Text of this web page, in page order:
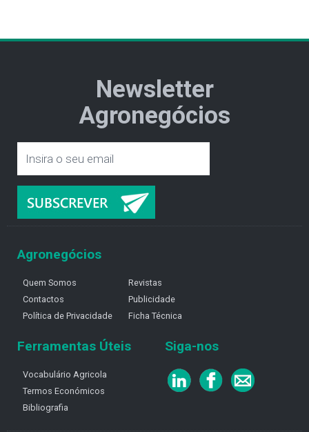
Newsletter
Agronegócios
Agronegócios
Quem Somos
Contactos
Política de Privacidade
Revistas
Publicidade
Ficha Técnica
Ferramentas Úteis
Vocabulário Agricola
Termos Económicos
Bibliografia
Siga-nos